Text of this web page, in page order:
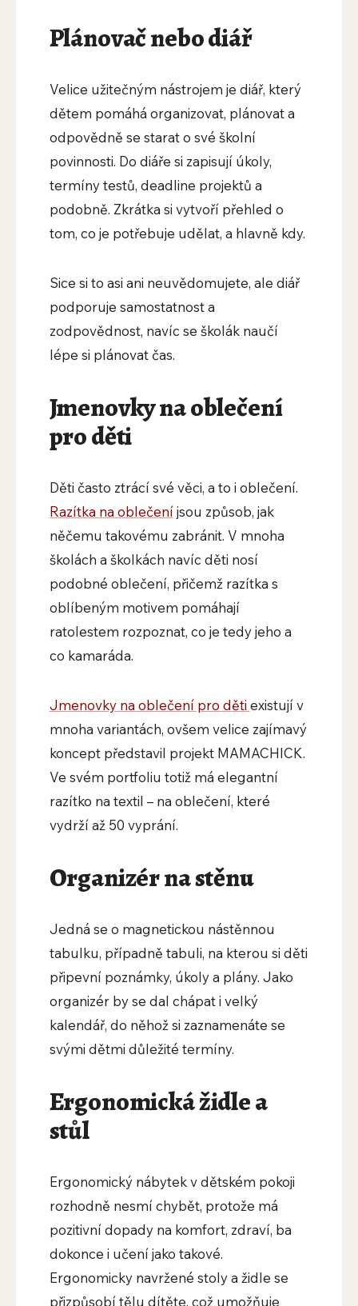
Plánovač nebo diář
Velice užitečným nástrojem je diář, který
dětem pomáhá organizovat, plánovat a
odpovědně se starat o své školní
povinnosti. Do diáře si zapisují úkoly,
termíny testů, deadline projektů a
podobně. Zkrátka si vytvoří přehled o
tom, co je potřebuje udělat, a hlavně kdy.
Sice si to asi ani neuvědomujete, ale diář
podporuje samostatnost a
zodpovědnost, navíc se školák naučí
lépe si plánovat čas.
Jmenovky na oblečení
pro děti
Děti často ztrácí své věci, a to i oblečení.
Razítka na oblečeníjsou způsob, jak
něčemu takovému zabránit. V mnoha
školách a školkách navíc děti nosí
podobné oblečení, přičemž razítka s
oblíbeným motivem pomáhají
ratolestem rozpoznat, co je tedy jeho a
co kamaráda.
Jmenovky na oblečení pro děti existují v
mnoha variantách, ovšem velice zajímavý
koncept představil projekt MAMACHICK.
Ve svém portfoliu totiž má elegantní
razítko na textil – na oblečení, které
vydrží až 50 vyprání.
Organizér na stěnu
Jedná se o magnetickou nástěnnou
tabulku, případně tabuli, na kterou si děti
připevní poznámky, úkoly a plány. Jako
organizér by se dal chápat i velký
kalendář, do něhož si zaznamenáte se
svými dětmi důležité termíny.
Ergonomická židle a
stůl
Ergonomický nábytek v dětském pokoji
rozhodně nesmí chybět, protože má
pozitivní dopady na komfort, zdraví, ba
dokonce i učení jako takové.
Ergonomicky navržené stoly a židle se
přizpůsobí tělu dítěte, což umožňuje